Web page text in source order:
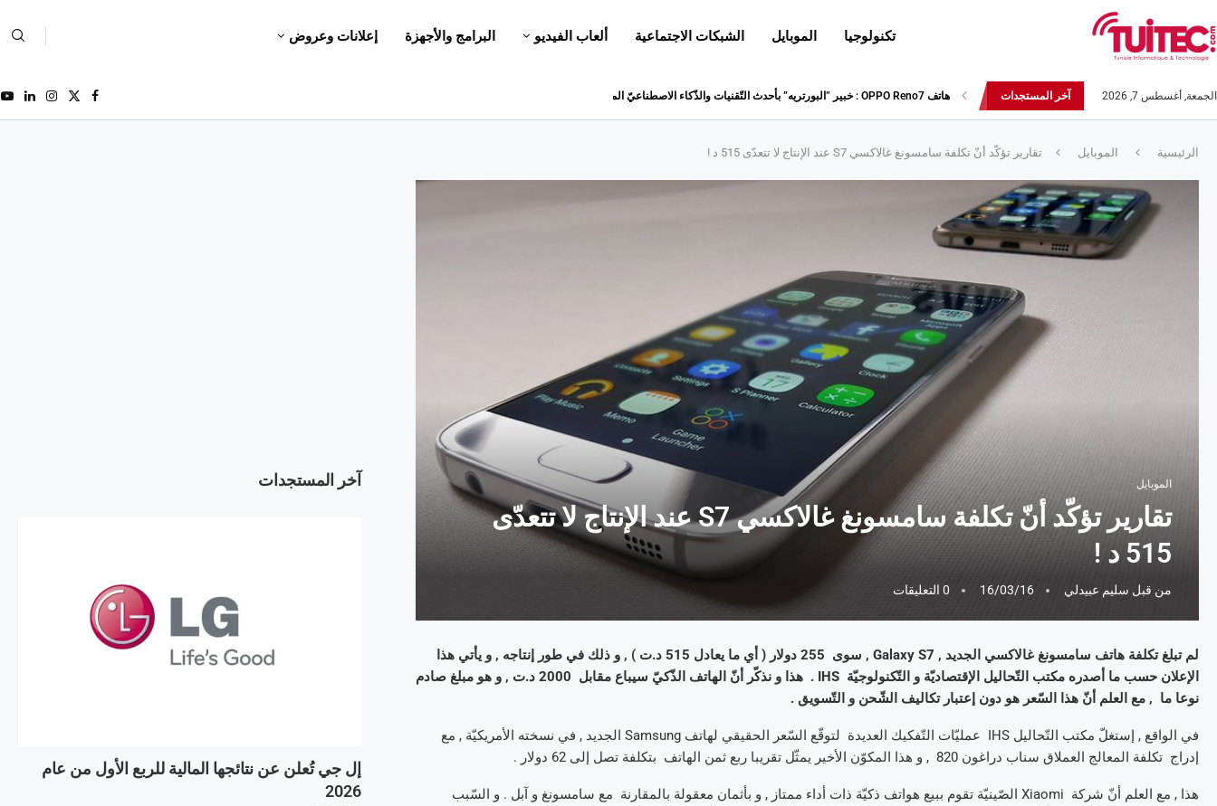
تكنولوجيا الموبايل الشبكات الاجتماعية ألعاب الفيديو البرامج والأجهزة إعلانات وعروض
الجمعة, أغسطس 7, 2026 آخر المستجدات هاتف OPPO Reno7 : خبير ”البورتريه” بأحدث التّقنيات والذّكاء الاصطناعيّ المتطوّر
الرئيسية الموبايل تقارير تؤكّد أنّ تكلفة سامسونغ غالاكسي S7 عند الإنتاج لا تتعدّى 515 د !
الموبايل
تقارير تؤكّد أنّ تكلفة سامسونغ غالاكسي S7 عند الإنتاج لا تتعدّى
515 د !
من قبل سليم عبيدلي 16/03/16 0 التعليقات
لم تبلغ تكلفة هاتف سامسونغ غالاكسي الجديد , Galaxy S7 , سوى 255 دولار ( أي ما يعادل 515 د.ت ) , و ذلك في طور إنتاجه , و يأتي هذا
الإعلان حسب ما أصدره مكتب التّحاليل الإقتصاديّة و التّكنولوجيّة IHS . هذا و نذكّر أنّ الهاتف الذّكيّ سيباع مقابل 2000 د.ت , و هو مبلغ صادم
نوعا ما , مع العلم أنّ هذا السّعر هو دون إعتبار تكاليف الشّحن و التّسويق .
في الواقع , إستغلّ مكتب التّحاليل IHS عمليّات التّفكيك العديدة لتوقّع السّعر الحقيقي لهاتف Samsung الجديد , في نسخته الأمريكيّة , مع
إدراج تكلفة المعالج العملاق سناب دراغون 820 , و هذا المكوّن الأخير يمثّل تقريبا ربع ثمن الهاتف بتكلفة تصل إلى 62 دولار .
هذا , مع العلم أنّ شركة Xiaomi الصّينيّة تقوم ببيع هواتف ذكيّة ذات أداء ممتاز , و بأثمان معقولة بالمقارنة مع سامسونغ و آبل . و السّبب
آخر المستجدات
إل جي تُعلن عن نتائجها المالية للربع الأول من عام
2026